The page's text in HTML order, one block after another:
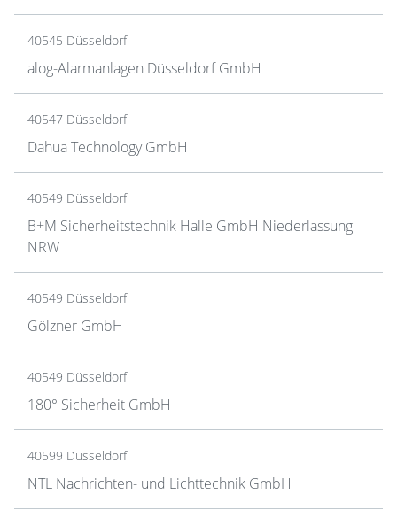
40545 Düsseldorf
alog-Alarmanlagen Düsseldorf GmbH
40547 Düsseldorf
Dahua Technology GmbH
40549 Düsseldorf
B+M Sicherheitstechnik Halle GmbH Niederlassung
NRW
40549 Düsseldorf
Gölzner GmbH
40549 Düsseldorf
180° Sicherheit GmbH
40599 Düsseldorf
NTL Nachrichten- und Lichttechnik GmbH